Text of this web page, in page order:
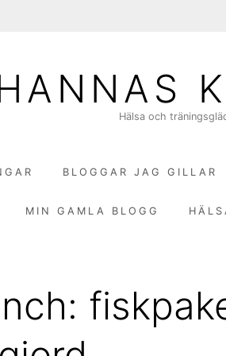
Hälsa och
BLOGGAR JAG GILLAR
MIN GAMLA BLOGG